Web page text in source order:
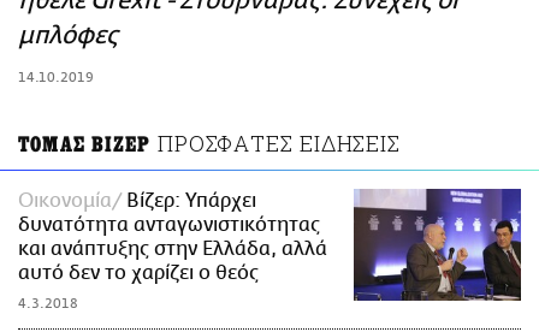
ΑΜΠΑ
μπλόφες
14.10.2019
ΤΟΜΑΣ ΒΙΖΕΡ ΠΡΟΣΦΑΤΕΣ ΕΙΔΗΣΕΙΣ
Οικονομία
Βίζερ: Υπάρχει
δυνατότητα ανταγωνιστικότητας
και ανάπτυξης στην Ελλάδα, αλλά
αυτό δεν το χαρίζει ο θεός
4.3.2018